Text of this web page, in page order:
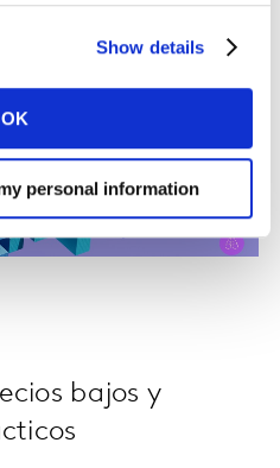
Show details
OK
personal information
bajos y